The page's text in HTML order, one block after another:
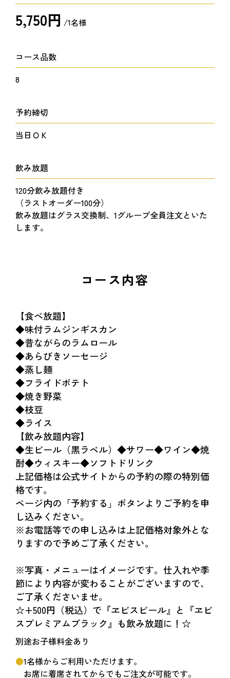
5,750円 /1名様
コース品数
8
予約締切
当日ＯＫ
飲み放題
120分飲み放題付き
（ラストオーダー100分）
飲み放題はグラス交換制、1グループ全員注文といた
します。
コース内容
【食べ放題】
◆味付ラムジンギスカン
◆昔ながらのラムロール
◆あらびきソーセージ
◆蒸し麺
◆フライドポテト
◆焼き野菜
◆枝豆
◆ライス
【飲み放題内容】
◆生ビール（黒ラベル）◆サワー◆ワイン◆焼
酎◆ウィスキー◆ソフトドリンク
上記価格は公式サイトからの予約の際の特別価
格です。
ページ内の「予約する」ボタンよりご予約を申
し込みください。
※お電話等での申し込みは上記価格対象外とな
りますので予めご了承ください。
※写真・メニューはイメージです。仕入れや季
節により内容が変わることがございますので、
ご了承くださいませ。
☆+500円（税込）で『ヱビスビール』と『ヱビ
スプレミアムブラック』も飲み放題に！☆
別途お子様料金あり
1名様からご利用いただけます。
お席に着席されてからでもご注文が可能です。